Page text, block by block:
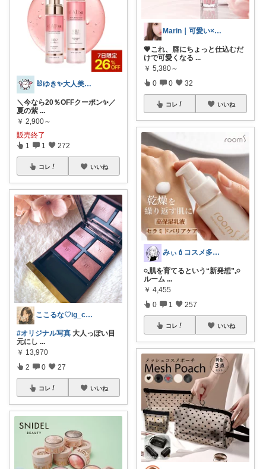
🐰ゆき✨大人美容ROOM🐰
＼今なら20％OFFクーポン✨／
夏の紫 ...
￥ 2,900～
販売終了
1 1 272
コレ いいね
ここるな♡ig_cona260
#オリジナル写真 大人っぽい目
元にし ...
￥ 13,970
2 0 27
コレ いいね
Marin｜可愛い×ブランド美容
💗これ、唇にちょっと仕込むだ
けで可愛くなる ...
￥ 5,380～
0 0 32
コレ いいね
みぃ💄コスメ多め‪🫶🏻︎‪ゆっくり
𓏸𓈒肌を育てるという“新発想”𓈒𓏸
ルーム ...
￥ 4,455
0 1 257
コレ いいね